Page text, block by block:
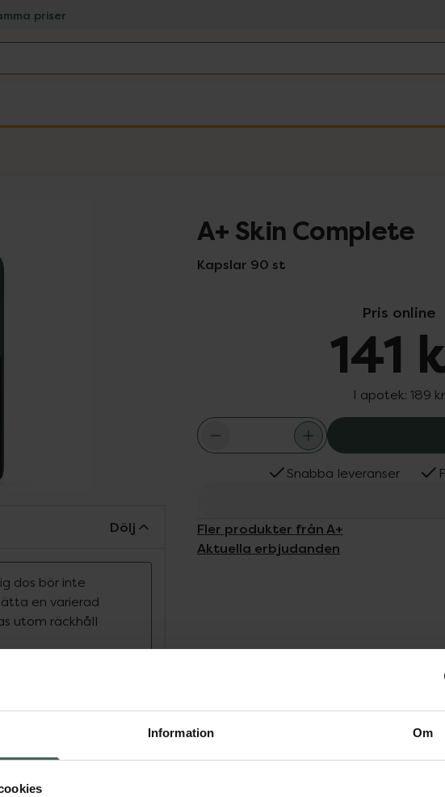
Information Om
priser
A+ Skin Complete
Kapslar 90 st
Pris online
141
I apotek: 189 kr
Snabba leveranser
Fler produkter från A+
Aktuella erbjudanden
Dölj
dos bör inte
en varierad
utom räckhåll
I kollagen från fisk.
och den som
naglar. Produkten
som finns naturligt i
som har
innehåller
kroppsvävnad. A+ Skin